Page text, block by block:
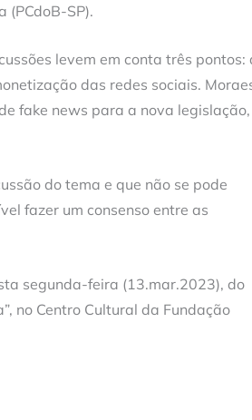
SP).
levem em conta três pontos:
das redes sociais.
fake news para a nova legislação,
do tema e que não se pode
fazer um consenso entre as
segunda-feira (13.mar.2023), do
no Centro Cultural da Fundação